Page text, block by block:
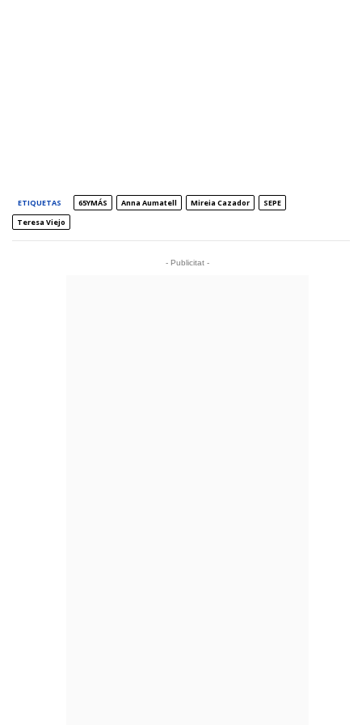
ETIQUETAS 65YMÁS Anna Aumatell Mireia Cazador
SEPE
Teresa Viejo
- Publicitat -